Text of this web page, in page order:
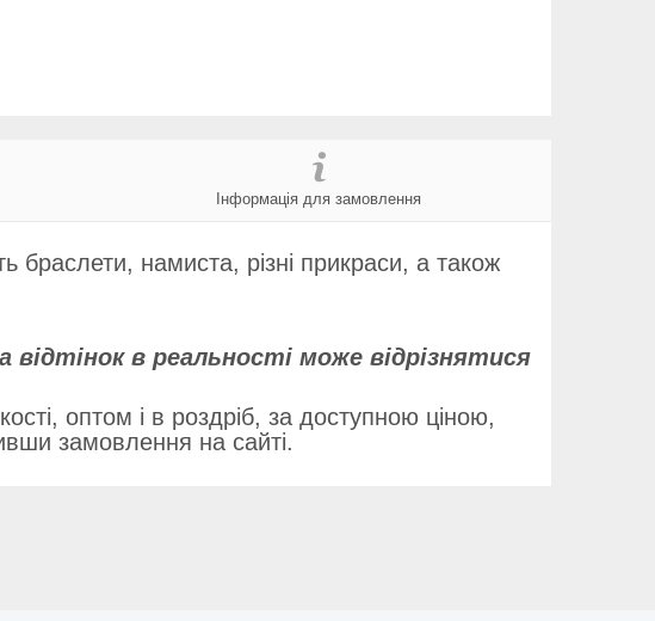
Інформація для замовлення
браслети, намиста, різні прикраси, а також
в реальності може відрізнятися
оптом і в роздріб, за доступною ціною,
замовлення на сайті.